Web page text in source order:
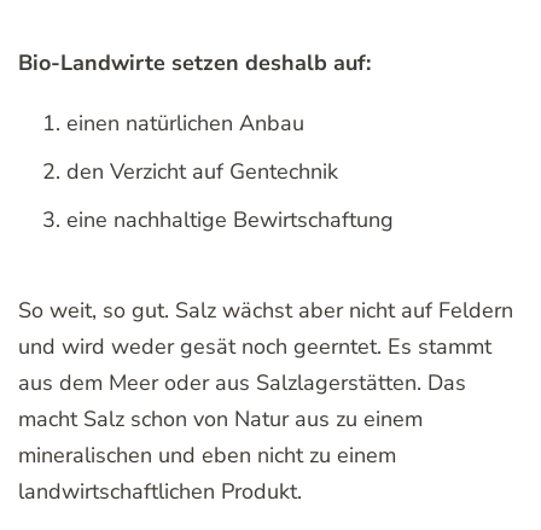
Bio-Landwirte setzen deshalb auf:
einen natürlichen Anbau
den Verzicht auf Gentechnik
eine nachhaltige Bewirtschaftung
So weit, so gut. Salz wächst aber nicht auf Feldern
und wird weder gesät noch geerntet. Es stammt
aus dem Meer oder aus Salzlagerstätten. Das
macht Salz schon von Natur aus zu einem
mineralischen und eben nicht zu einem
landwirtschaftlichen Produkt.